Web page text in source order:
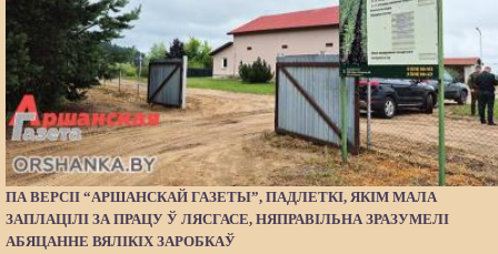
ПА ВЕРСІІ “АРШАНСКАЙ ГАЗЕТЫ”, ПАДЛЕТКІ, ЯКІМ МАЛА
ЗАПЛАЦІЛІ ЗА ПРАЦУ Ў ЛЯСГАСЕ, НЯПРАВІЛЬНА ЗРАЗУМЕЛІ
АБЯЦАННЕ ВЯЛІКІХ ЗАРОБКАЎ